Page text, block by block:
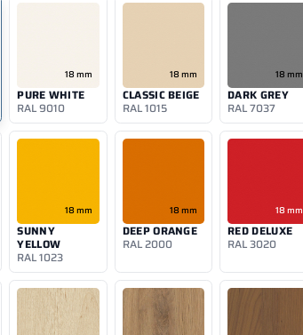
18 mm
PURE WHITE
RAL 9010
18 mm
CLASSIC BEIGE
RAL 1015
18 mm
DARK GREY
RAL 7037
18 mm
SUNNY
YELLOW
RAL 1023
18 mm
DEEP ORANGE
RAL 2000
18 mm
RED DELUXE
RAL 3020